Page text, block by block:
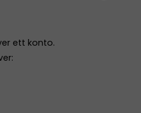
ett konto.